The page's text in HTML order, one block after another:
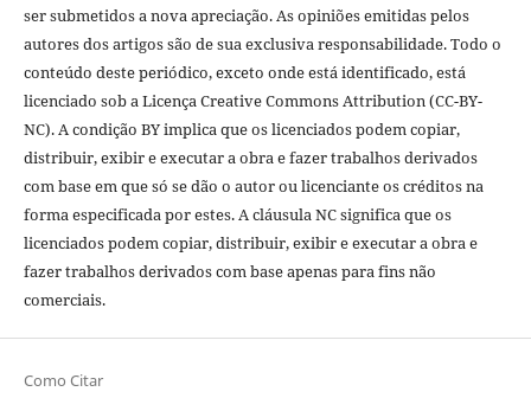
ser submetidos a nova apreciação. As opiniões emitidas pelos
autores dos artigos são de sua exclusiva responsabilidade. Todo o
conteúdo deste periódico, exceto onde está identificado, está
licenciado sob a Licença Creative Commons Attribution (CC-BY-
NC). A condição BY implica que os licenciados podem copiar,
distribuir, exibir e executar a obra e fazer trabalhos derivados
com base em que só se dão o autor ou licenciante os créditos na
forma especificada por estes. A cláusula NC significa que os
licenciados podem copiar, distribuir, exibir e executar a obra e
fazer trabalhos derivados com base apenas para fins não
comerciais.
Como Citar